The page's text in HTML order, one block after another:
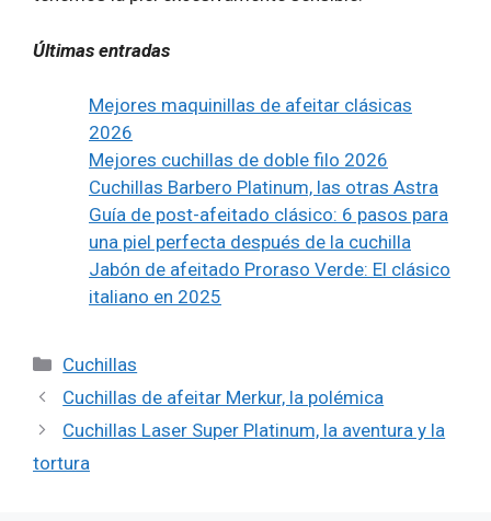
Últimas entradas
Mejores maquinillas de afeitar clásicas
2026
Mejores cuchillas de doble filo 2026
Cuchillas Barbero Platinum, las otras Astra
Guía de post-afeitado clásico: 6 pasos para
una piel perfecta después de la cuchilla
Jabón de afeitado Proraso Verde: El clásico
italiano en 2025
Categorías
Cuchillas
Cuchillas de afeitar Merkur, la polémica
Cuchillas Laser Super Platinum, la aventura y la
tortura